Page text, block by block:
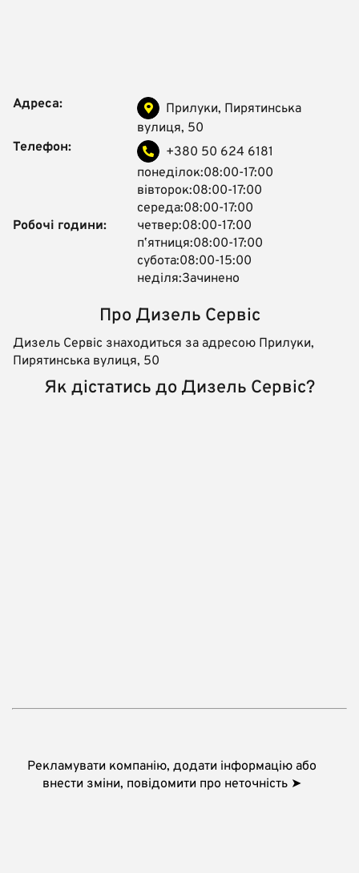
Адреса:
Прилуки, Пирятинська
вулиця, 50
Телефон:
+380 50 624 6181
Робочі години:
понеділок:08:00-17:00
вівторок:08:00-17:00
середа:08:00-17:00
четвер:08:00-17:00
пʼятниця:08:00-17:00
субота:08:00-15:00
неділя:Зачинено
Про Дизель Сервіс
Дизель Сервіс знаходиться за адресою Прилуки,
Пирятинська вулиця, 50
Як дістатись до Дизель Сервіс?
Рекламувати компанію, додати інформацію або
внести зміни, повідомити про неточність ➤